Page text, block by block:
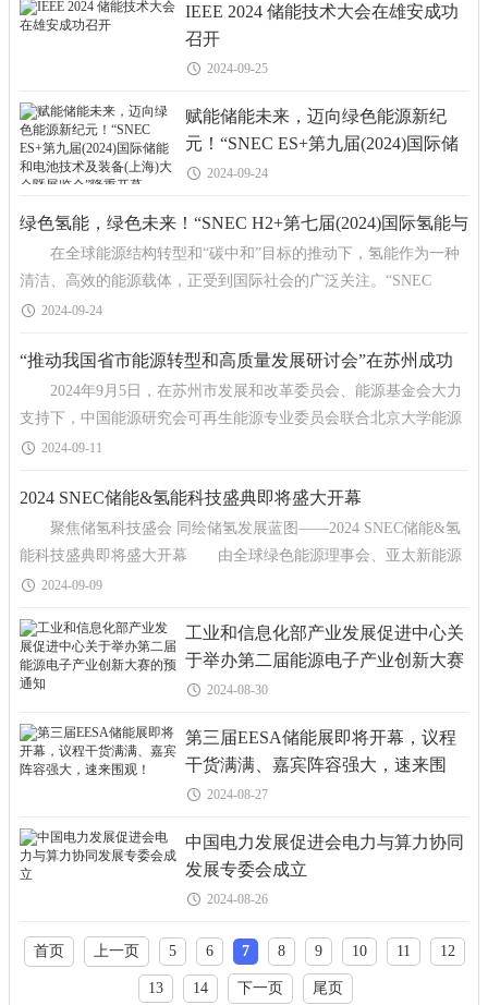
IEEE 2024 储能技术大会在雄安成功
召开
2024-09-25
赋能储能未来，迈向绿色能源新纪
元！“SNEC ES+第九届(2024)国际储
能和电池技术及装备(上海)大会暨展
2024-09-24
绿色氢能，绿色未来！“SNEC H2+第七届(2024)国际氢能与
燃料电池技术和装备及应用(上海)大会暨展览会”隆重开幕
在全球能源结构转型和“碳中和”目标的推动下，氢能作为一种
清洁、高效的能源载体，正受到国际社会的广泛关注。“SNEC
H2+第七届(2024)国际氢能与燃料电池
2024-09-24
“推动我国省市能源转型和高质量发展研讨会”在苏州成功
召开
2024年9月5日，在苏州市发展和改革委员会、能源基金会大力
支持下，中国能源研究会可再生能源专业委员会联合北京大学能源
研究院在苏州市共同主办了“推动我国省市能源
2024-09-11
2024 SNEC储能&氢能科技盛典即将盛大开幕
聚焦储氢科技盛会 同绘储氢发展蓝图——2024 SNEC储能&氢
能科技盛典即将盛大开幕 由全球绿色能源理事会、亚太新能源
行业协会、中国电力建设企业协会、中
2024-09-09
工业和信息化部产业发展促进中心关
于举办第二届能源电子产业创新大赛
的预通知
2024-08-30
第三届EESA储能展即将开幕，议程
干货满满、嘉宾阵容强大，速来围
观！2024-08-27
中国电力发展促进会电力与算力协同
发展专委会成立
2024-08-26
首页 上一页 5 6 7 8 9 10 11 12
13 14 下一页 尾页